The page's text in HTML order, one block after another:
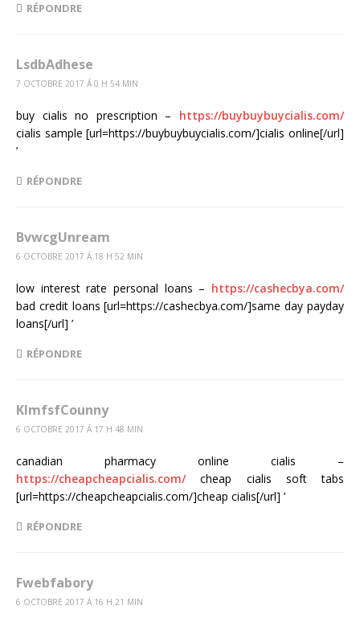
RÉPONDRE
LsdbAdhese
7 OCTOBRE 2017 Á 0 H 54 MIN
buy cialis no prescription – https://buybuybuycialis.com/
cialis sample [url=https://buybuybuycialis.com/]cialis online[/url]
’
RÉPONDRE
BvwcgUnream
6 OCTOBRE 2017 Á 18 H 52 MIN
low interest rate personal loans – https://cashecbya.com/
bad credit loans [url=https://cashecbya.com/]same day payday
loans[/url] ’
RÉPONDRE
KlmfsfCounny
6 OCTOBRE 2017 Á 17 H 48 MIN
canadian pharmacy online cialis –
https://cheapcheapcialis.com/cheap cialis soft tabs
[url=https://cheapcheapcialis.com/]cheap cialis[/url] ’
RÉPONDRE
Fwebfabory
6 OCTOBRE 2017 Á 16 H 21 MIN